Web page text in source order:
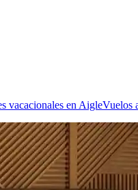
vacacionales en AigleVuelos